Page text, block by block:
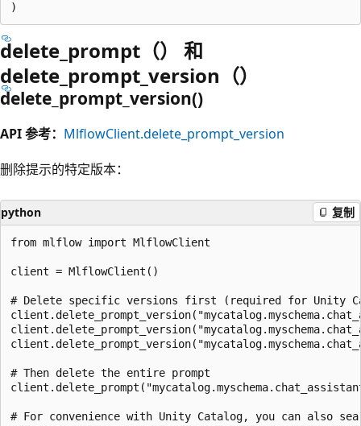
delete_prompt（） 和
delete_prompt_version（）
delete_prompt_version()
API 参考： MlflowClient.delete_prompt_version
删除提示的特定版本：
python 复制
from mlflow import MlflowClient
client = MlflowClient()
# Delete specific versions first (required for Unity
# Then delete the entire prompt
# For convenience with Unity Catalog, you can also